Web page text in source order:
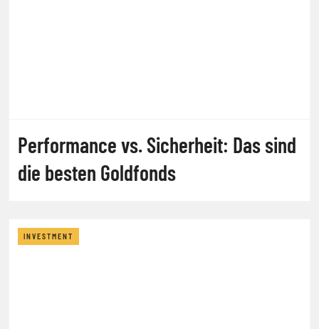
Performance vs. Sicherheit: Das sind
die besten Goldfonds
INVESTMENT